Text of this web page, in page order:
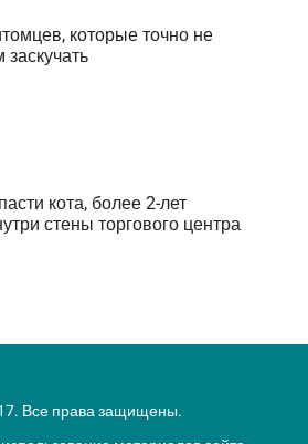
которые точно не
заскучать
кота, более 2-лет
стены торгового центра
Все права защищены.